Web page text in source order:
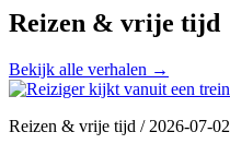
Reizen & vrije tijd
Bekijk alle verhalen →
Reizen & vrije tijd /2026-07-02